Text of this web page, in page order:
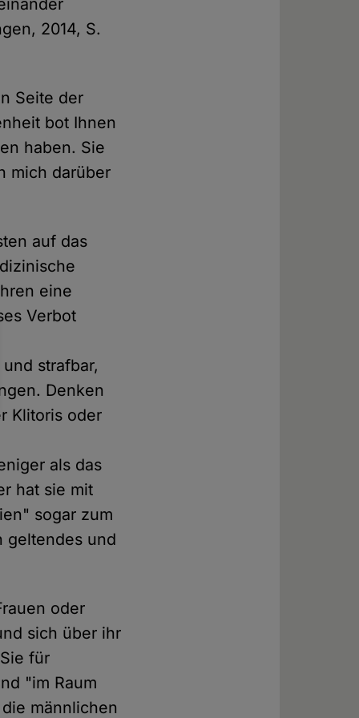
2014, S.
Seite der
bot Ihnen
haben. Sie
mich darüber
auf das
eine
Verbot
strafbar,
Denken
Klitoris oder
als das
hat sie mit
sogar zum
geltendes und
oder
sich über ihr
für
"im Raum
männlichen